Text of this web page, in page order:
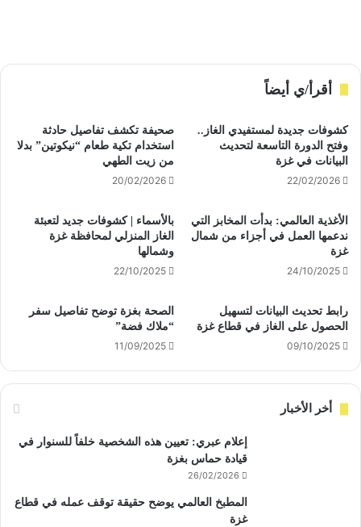
أقرأ/ي أيضاً
كشوفات جديدة لمستفيدي الغاز..
وفتح الدورة التاسعة لتحديث
البيانات في غزة
22/02/2026
صحيفة تكشف تفاصيل حادثة
استخدام تكية طعام “نيكوتين” بدلا
من زيت الطهي
20/02/2026
الأغذية العالمي: بدأت المخابز التي
ندعمها العمل في أجزاء من شمال
غزة
24/10/2025
بالأسماء | كشوفات جديد لتعبئة
الغاز المنزلي لمحافظة غزة
وشمالها
22/10/2025
رابط تحديث البيانات لتسهيل
الحصول على الغاز في قطاع غزة
09/10/2025
الصحة بغزة توضح تفاصيل سفر
“ملاك فضة”
11/09/2025
أخر الأخبار
إعلام عبري: تعيين هذه الشخصية خلفاً للسنوار في
قيادة حماس بغزة
26/02/2026
المطبخ العالمي يوضح حقيقة توقف عمله في قطاع
غزة